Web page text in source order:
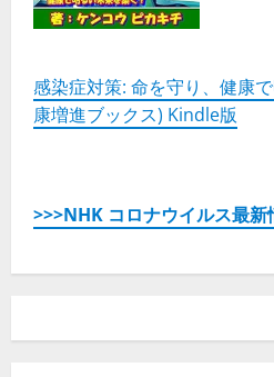
感染症対策: 命を守り、健康
康増進ブックス) Kindle版
>>>NHK コロナウイルス最新